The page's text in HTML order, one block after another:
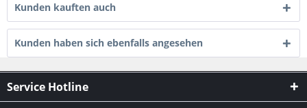
Kunden kauften auch
Kunden haben sich ebenfalls angesehen
Service Hotline